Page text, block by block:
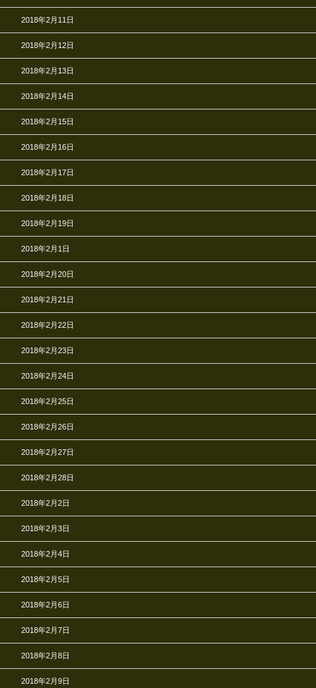
2018年2月11日
2018年2月12日
2018年2月13日
2018年2月14日
2018年2月15日
2018年2月16日
2018年2月17日
2018年2月18日
2018年2月19日
2018年2月1日
2018年2月20日
2018年2月21日
2018年2月22日
2018年2月23日
2018年2月24日
2018年2月25日
2018年2月26日
2018年2月27日
2018年2月28日
2018年2月2日
2018年2月3日
2018年2月4日
2018年2月5日
2018年2月6日
2018年2月7日
2018年2月8日
2018年2月9日